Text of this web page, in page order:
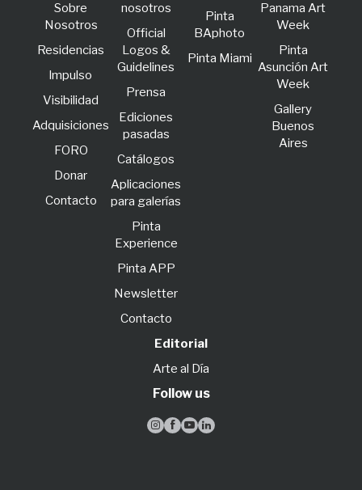
Sobre
Nosotros
Residencias
lmpulso
Visibilidad
Adquisiciones
FORO
Donar
Contacto
nosotros
Official
Logos &
Guidelines
Prensa
Ediciones
pasadas
Catálogos
Aplicaciones
para galerías
Pinta
Experience
Pinta APP
Newsletter
Contacto
Pinta
BAphoto
Pinta Miami
Panama Art
Week
Pinta
Asunción Art
Week
Gallery
Buenos
Aires
Editorial
Arte al Día
Follow us
   